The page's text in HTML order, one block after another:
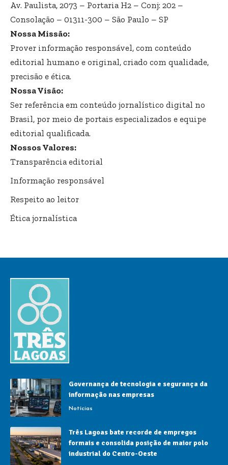
Av. Paulista, 2073 – Portaria H2 – Conj: 202 –
Consolação – 01311-300 – São Paulo – SP
Nossa Missão:
Prover informação responsável, com conteúdo
editorial humano e original, criado com qualidade,
precisão e ética.
Nossa Visão:
Ser referência em conteúdo jornalístico digital no
Brasil, por meio de portais especializados e equipe
editorial qualificada.
Nossos Valores:
Transparência editorial
Informação responsável
Respeito ao leitor
Ética jornalística
Governança de tecnologia e segurança da
informação nas empresas
Notícias
Três Lagoas bate recorde de empregos
formais e consolida posição de maior polo
industrial do Centro-Oeste